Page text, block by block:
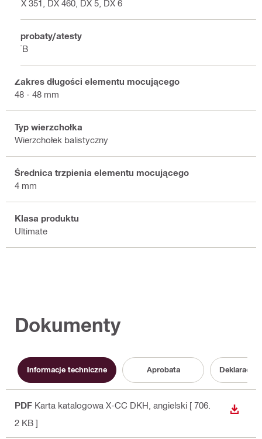
DX 351, DX 460, DX 5, DX 6
Aprobaty/atesty
ITB
Zakres długości elementu mocującego
48 - 48 mm
Typ wierzchołka
Wierzchołek balistyczny
Średnica trzpienia elementu mocującego
4 mm
Klasa produktu
Ultimate
Dokumenty
Informacje techniczne Aprobata Deklaracja
PDF Karta katalogowa X-CC DKH , angielski [ 706.
2 KB ]